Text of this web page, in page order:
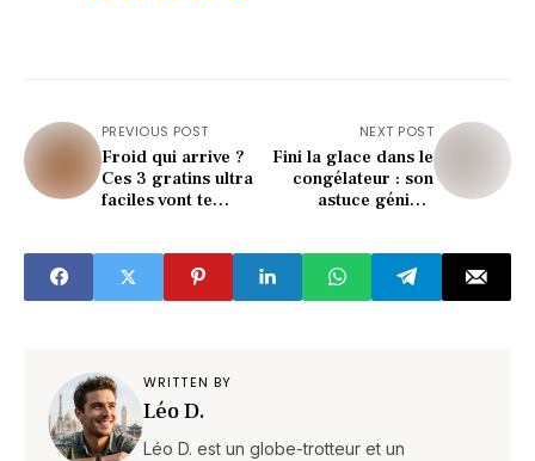
PREVIOUS POST
Froid qui arrive ?
Ces 3 gratins ultra
faciles vont te
NEXT POST
Fini la glace dans le
congélateur : son
astuce géniale
WRITTEN BY
Léo D.
Léo D. est un globe-trotteur et un